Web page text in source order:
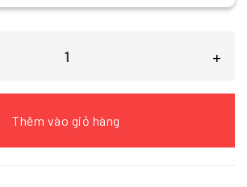
Thêm vào giỏ hàng